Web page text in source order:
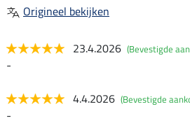
Origineel bekijken
23.4.2026 (Bevestigde
-
4.4.2026 (Bevestigde
-